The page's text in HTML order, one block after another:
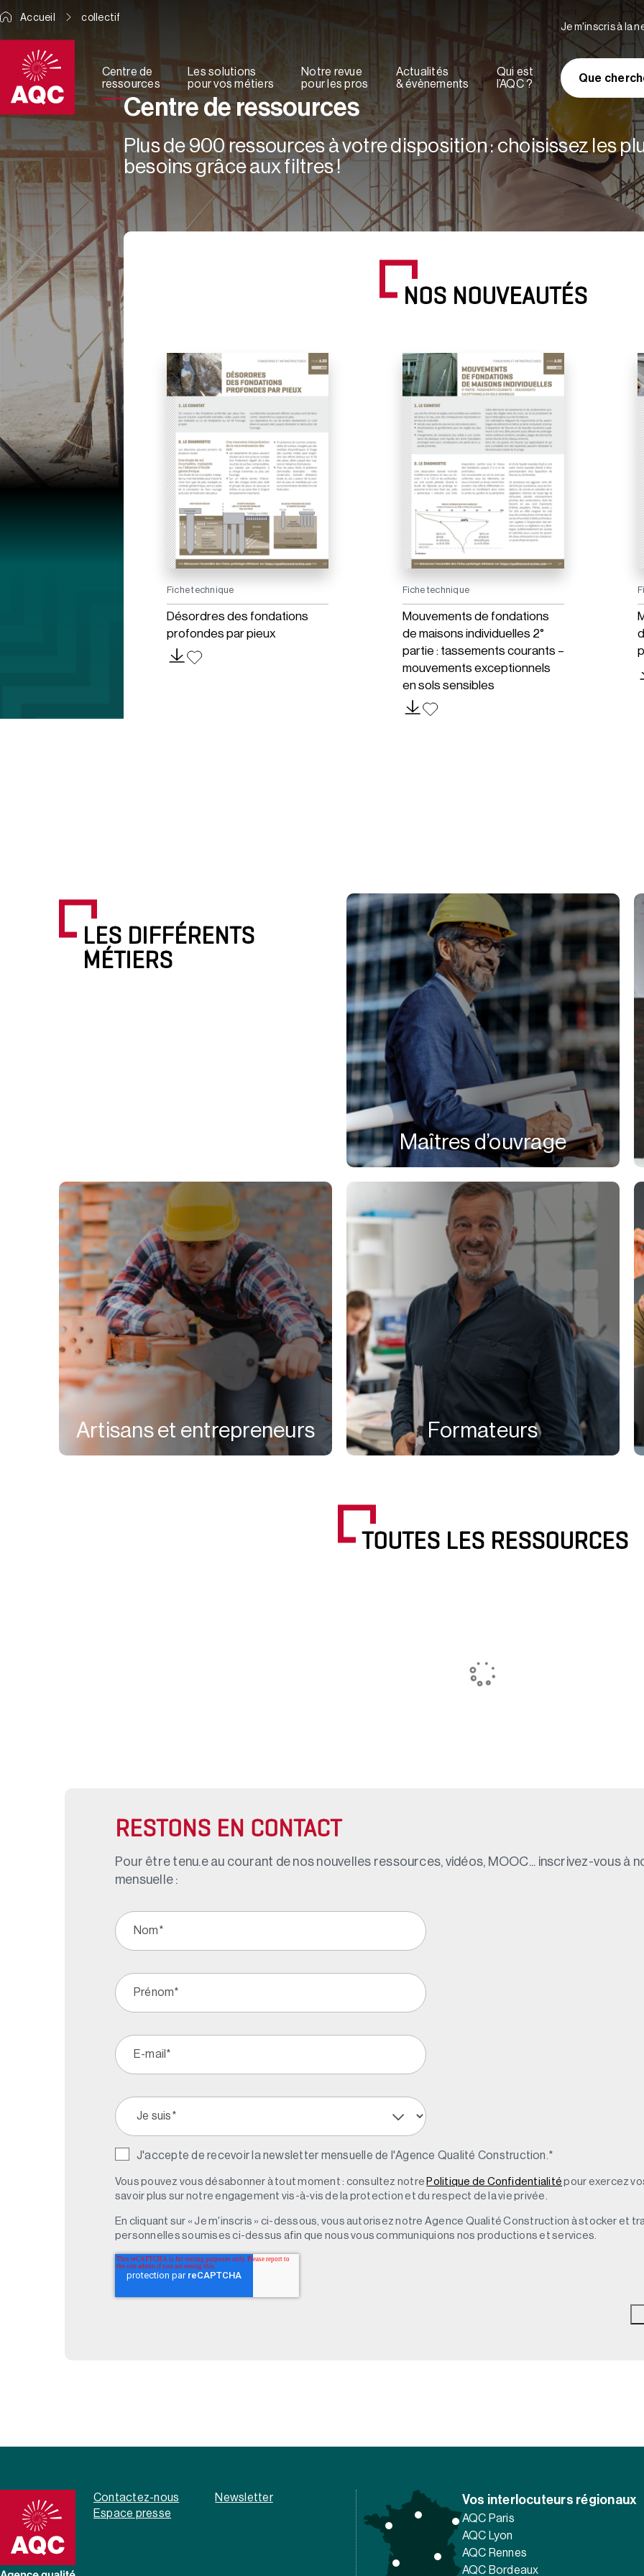
Centre de
ressources
Les solutions
pour vos métiers
Notre revue
pour les pros
Actualités
& évènements
Qui est
l’AQC ?
Je m'inscris à la
Que
Accueil collectif
Centre de ressources
Plus de 900 ressources à votre disposition : choisissez les
besoins grâce aux filtres !
NOS NOUVEAUTÉS
Fiche technique
Désordres des fondations
profondes par pieux
Fiche technique
Mouvements de fondations
de maisons individuelles 2°
partie : tassements courants –
mouvements exceptionnels
en sols sensibles
LES DIFFÉRENTS
MÉTIERS
Maîtres d’ouvrage
Artisans et entrepreneurs Formateurs
TOUTES LES RESSOURCES
RESTONS EN CONTACT
Pour être tenu.e au courant de nos nouvelles ressources, vidéos, MOOC... inscrivez-vous à
mensuelle :
J'accepte de recevoir la newsletter mensuelle de l'Agence Qualité Construction.*
Vous pouvez vous désabonner à tout moment : consultez notre Politique de Confidentialité pour exercez
savoir plus sur notre engagement vis-à-vis de la protection et du respect de la vie privée.
En cliquant sur « Je m'inscris » ci-dessous, vous autorisez notre Agence Qualité Construction à stocker et
personnelles soumises ci-dessus afin que nous vous communiquions nos productions et services.
Contactez-nous
Newsletter
Espace presse
Vos interlocuteurs régionaux
AQC Paris
AQC Lyon
AQC Rennes
AQC Bordeaux